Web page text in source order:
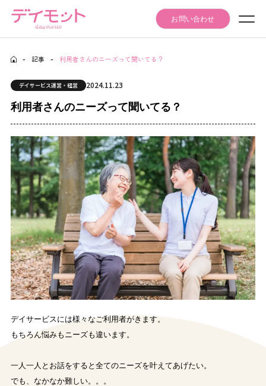
お問い合わせ
Seminar Event
セミナー・イベント情報
Articles
記事
Daymotto-Tube
デイモットTube
Materials download
資料ダウンロード
- 記事 - 利用者さんのニーズって聞いてる？
デイサービス運営・経営 2024.11.23
利用者さんのニーズって聞いてる？
デイサービスには様々なご利用者がきます。
もちろん悩みもニーズも違います。
一人一人とお話をすると全てのニーズを叶えてあげたい。
でも、なかなか難しい。。。